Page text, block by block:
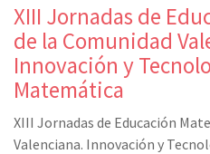
XIII Jornadas de
de la Comunidad
Innovación y
Matemática
XIII Jornadas de Educación
Valenciana. Innovación y